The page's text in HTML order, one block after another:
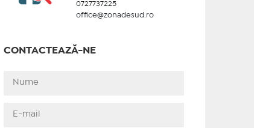
0727737225
office@zonadesud.ro
CONTACTEAZĂ-NE